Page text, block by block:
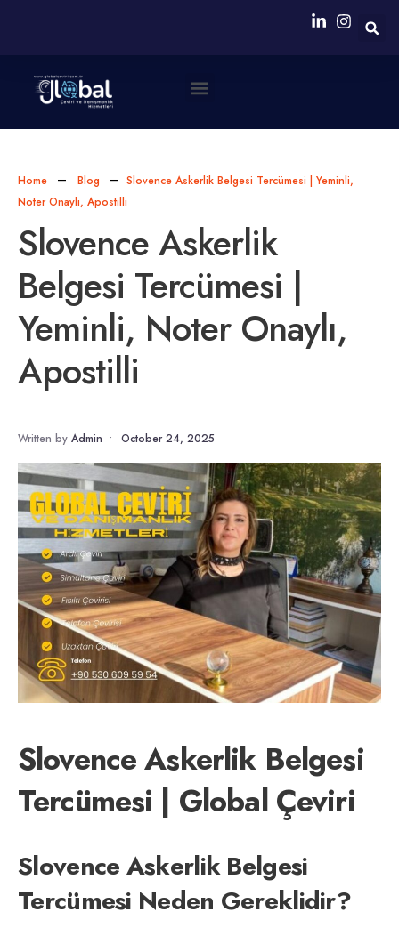
Home Blog
Slovence Askerlik Belgesi Tercümesi | Yeminli,
Noter Onaylı, Apostilli
Slovence Askerlik
Belgesi Tercümesi |
Yeminli, Noter Onaylı,
Apostilli
Written by Admin • October 24, 2025
Slovence Askerlik Belgesi
Tercümesi | Global Çeviri
Slovence Askerlik Belgesi
Tercümesi Neden Gereklidir?